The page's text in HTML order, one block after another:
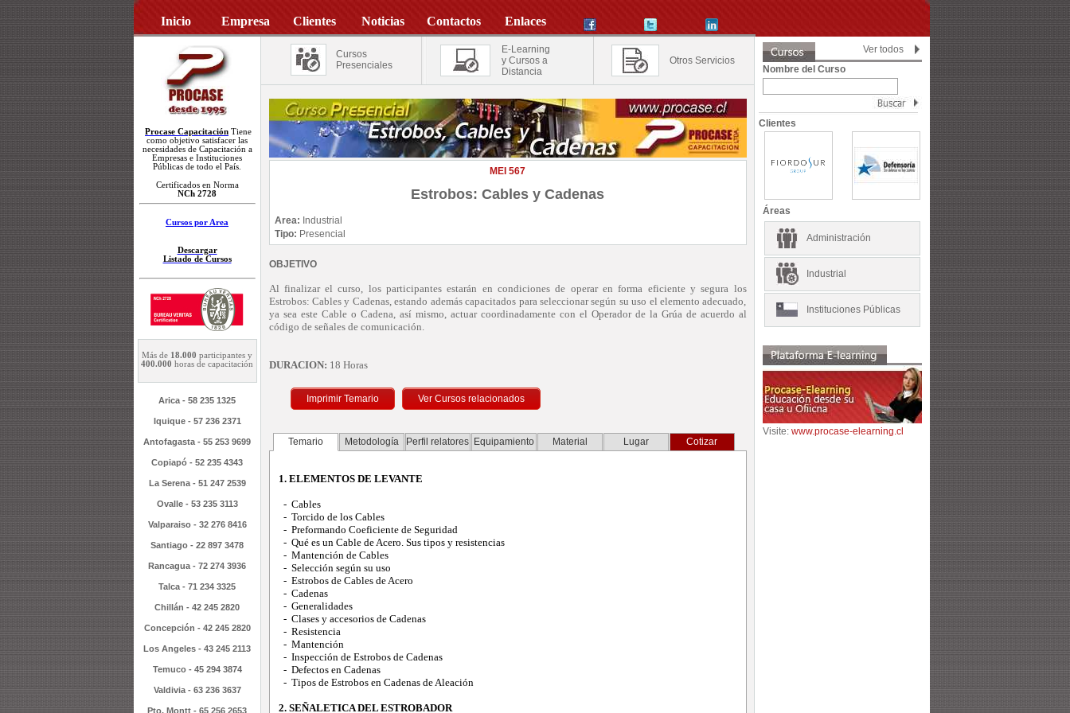
Inicio Empresa Clientes Noticias Contactos Enlaces
Procase Capacitación Tiene
como objetivo satisfacer las
necesidades de Capacitación a
Empresas e Instituciones
Públicas de todo el País.
Certificados en Norma
NCh 2728
Cursos por Area
Descargar
Listado de Cursos
Más de 18.000 participantes y
400.000 horas de capacitación
Arica - 58 235 1325
Iquique - 57 236 2371
Antofagasta - 55 253 9699
Copiapó - 52 235 4343
La Serena - 51 247 2539
Ovalle - 53 235 3113
Valparaiso - 32 276 8416
Santiago - 22 897 3478
Rancagua - 72 274 3936
Talca - 71 234 3325
Chillán - 42 245 2820
Concepción - 42 245 2820
Los Angeles - 43 245 2113
Temuco - 45 294 3874
Valdivia - 63 236 3637
Pto. Montt - 65 256 2653
Cursos
Presenciales
E-Learning
y Cursos a
Distancia
Otros Servicios
MEI 567
Estrobos: Cables y Cadenas
Area: Industrial
Tipo: Presencial
OBJETIVO
Al finalizar el curso, los participantes estarán en condiciones de operar en forma eficiente y segura los
Estrobos: Cables y Cadenas, estando además capacitados para seleccionar según su uso el elemento adecuado,
ya sea este Cable o Cadena, así mismo, actuar coordinadamente con el Operador de la Grúa de acuerdo al
código de señales de comunicación.
DURACION: 18 Horas
Imprimir Temario
Temario Metodología Perfil relatores Equipamiento Material Lugar Cotizar
1. ELEMENTOS DE LEVANTE
- Cables
- Torcido de los Cables
- Preformando Coeficiente de Seguridad
- Qué es un Cable de Acero. Sus tipos y resistencias
- Mantención de Cables
- Selección según su uso
- Estrobos de Cables de Acero
- Cadenas
- Generalidades
- Clases y accesorios de Cadenas
- Resistencia
- Mantención
- Inspección de Estrobos de Cadenas
- Defectos en Cadenas
- Tipos de Estrobos en Cadenas de Aleación
2. SEÑALETICA DEL ESTROBADOR
Ver todos
Nombre del Curso
Clientes
Áreas
Administración
Industrial
Instituciones Públicas
Visite: www.procase-elearning.cl